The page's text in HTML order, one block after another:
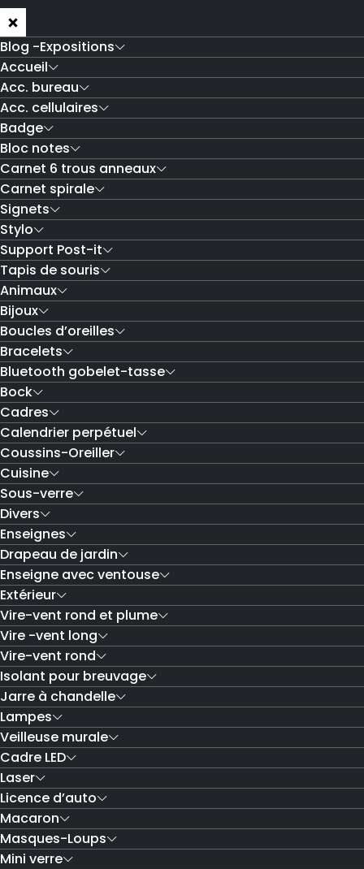
Blog -Expositions
Accueil
Acc. bureau
Acc. cellulaires
Badge
Bloc notes
Carnet 6 trous anneaux
Carnet spirale
Signets
Stylo
Support Post-it
Tapis de souris
Animaux
Bijoux
Boucles d’oreilles
Bracelets
Bluetooth gobelet-tasse
Bock
Cadres
Calendrier perpétuel
Coussins-Oreiller
Cuisine
Sous-verre
Divers
Enseignes
Drapeau de jardin
Enseigne avec ventouse
Extérieur
Vire-vent rond et plume
Vire -vent long
Vire-vent rond
Isolant pour breuvage
Jarre à chandelle
Lampes
Veilleuse murale
Cadre LED
Laser
Licence d’auto
Macaron
Masques-Loups
Mini verre